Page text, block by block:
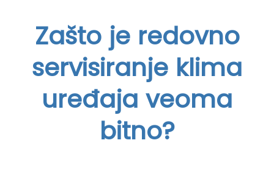
Zašto je redovno
servisiranje klima
uređaja veoma
bitno?